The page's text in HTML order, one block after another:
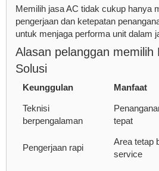
Memilih jasa AC tidak cukup hanya
pengerjaan dan ketepatan
untuk menjaga performa unit dalam
Alasan pelanggan memilih
Solusi
Keunggulan Manfaat
Teknisi
berpengalaman
tepat
Pengerjaan rapi
Area tetap
service